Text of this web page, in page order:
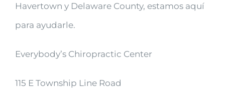
Havertown y Delaware County, estamos aquí
para ayudarle.
Everybody’s Chiropractic Center
115 E Township Line Road